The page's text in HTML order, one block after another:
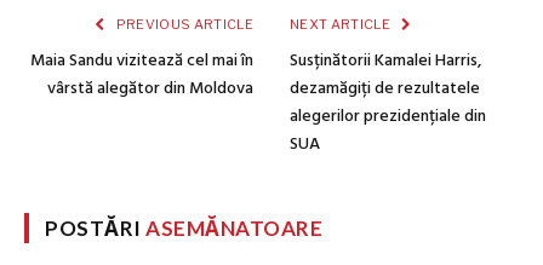
PREVIOUS ARTICLE
Maia Sandu vizitează cel mai în
vârstă alegător din Moldova
NEXT ARTICLE
Susținătorii Kamalei Harris,
dezamăgiți de rezultatele
alegerilor prezidențiale din
SUA
POSTĂRIASEMĂNATOARE